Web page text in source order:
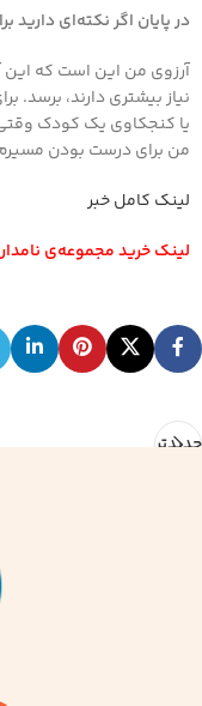
در پایان اگر نکته‌ای دارید
آرزوی من این است که این
نیاز بیشتری دارند،
یا کنجکاوی یک کودک
من برای درست بودن
لینک کامل خبر
لینک خرید مجموعه‌ی
جدیدتر